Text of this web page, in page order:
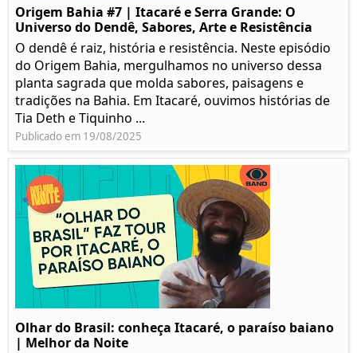
Origem Bahia #7 | Itacaré e Serra Grande: O
Universo do Dendê, Sabores, Arte e Resistência
O dendê é raiz, história e resistência. Neste episódio
do Origem Bahia, mergulhamos no universo dessa
planta sagrada que molda sabores, paisagens e
tradições na Bahia. Em Itacaré, ouvimos histórias de
Tia Deth e Tiquinho ...
Publicado em 19/08/2025
Olhar do Brasil: conheça Itacaré, o paraíso baiano
| Melhor da Noite